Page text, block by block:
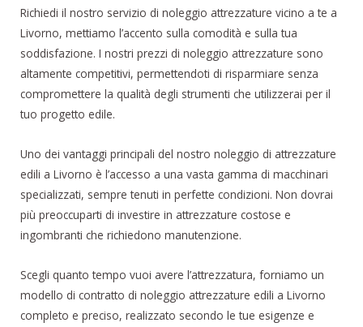
Richiedi il nostro servizio di noleggio attrezzature vicino a te a
Livorno, mettiamo l’accento sulla comodità e sulla tua
soddisfazione. I nostri prezzi di noleggio attrezzature sono
altamente competitivi, permettendoti di risparmiare senza
compromettere la qualità degli strumenti che utilizzerai per il
tuo progetto edile.
Uno dei vantaggi principali del nostro noleggio di attrezzature
edili a Livorno è l’accesso a una vasta gamma di macchinari
specializzati, sempre tenuti in perfette condizioni. Non dovrai
più preoccuparti di investire in attrezzature costose e
ingombranti che richiedono manutenzione.
Scegli quanto tempo vuoi avere l’attrezzatura, forniamo un
modello di contratto di noleggio attrezzature edili a Livorno
completo e preciso, realizzato secondo le tue esigenze e